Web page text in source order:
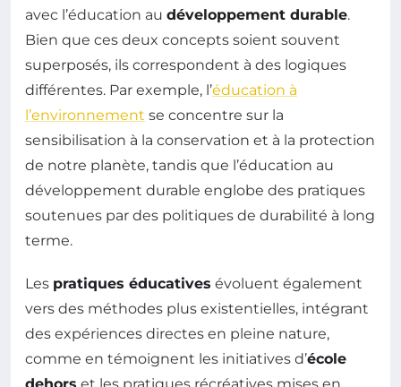
avec l’éducation au développement durable.
Bien que ces deux concepts soient souvent
superposés, ils correspondent à des logiques
différentes. Par exemple, l’éducation à
l’environnement se concentre sur la
sensibilisation à la conservation et à la protection
de notre planète, tandis que l’éducation au
développement durable englobe des pratiques
soutenues par des politiques de durabilité à long
terme.
Les pratiques éducatives évoluent également
vers des méthodes plus existentielles, intégrant
des expériences directes en pleine nature,
comme en témoignent les initiatives d’école
dehors et les pratiques récréatives mises en